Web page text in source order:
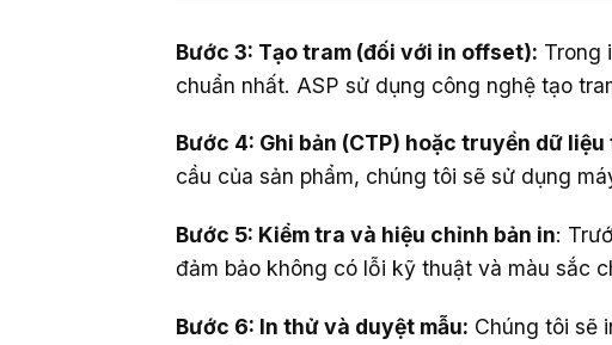
Bước 3: Tạo tram (đối với in offset): Trong
chuẩn nhất. ASP sử dụng công nghệ tạo
Bước 4: Ghi bản (CTP) hoặc truyền dữ
cầu của sản phẩm, chúng tôi sẽ sử dụng
Bước 5: Kiểm tra và hiệu chỉnh bản in:
đảm bảo không có lỗi kỹ thuật và màu sắc
Bước 6: In thử và duyệt mẫu: Chúng tôi sẽ